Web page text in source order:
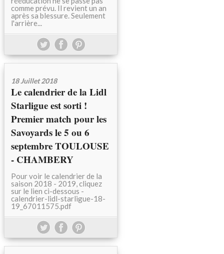
comme prévu. Il revient un an
après sa blessure. Seulement
l'arrière...
18 Juillet 2018
Le calendrier de la Lidl
Starligue est sorti !
Premier match pour les
Savoyards le 5 ou 6
septembre TOULOUSE
- CHAMBERY
Pour voir le calendrier de la
saison 2018 - 2019, cliquez
sur le lien ci-dessous -
calendrier-lidl-starligue-18-
19_67011575.pdf